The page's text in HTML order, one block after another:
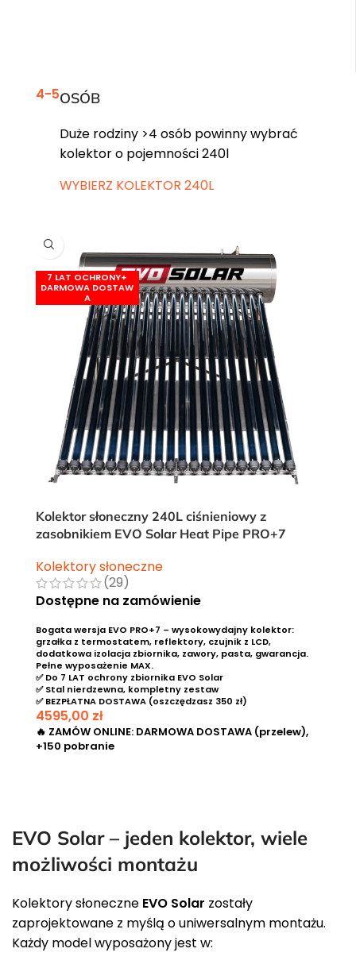
4-5OSÓB
Duże rodziny >4 osób powinny wybrać
kolektor o pojemności 240l
WYBIERZ KOLEKTOR 240L
Kolektor słoneczny 240L ciśnieniowy z
zasobnikiem EVO Solar Heat Pipe PRO+7
Kolektory słoneczne
(29)
Dostępne na zamówienie
Bogata wersja EVO PRO+7 – wysokowydajny kolektor:
grzałka z termostatem, reflektory, czujnik z LCD,
dodatkowa izolacja zbiornika, zawory, pasta, gwarancja.
Pełne wyposażenie MAX.
✅ Do 7 LAT ochrony zbiornika EVO Solar
✅ Stal nierdzewna, kompletny zestaw
✅ BEZPŁATNA DOSTAWA (oszczędzasz 350 zł)
4595,00 zł
🔥 ZAMÓW ONLINE: DARMOWA DOSTAWA (przelew),
+150 pobranie
EVO Solar – jeden kolektor, wiele
możliwości montażu
Kolektory słoneczne EVO Solar zostały
zaprojektowane z myślą o uniwersalnym montażu.
Każdy model wyposażony jest w: